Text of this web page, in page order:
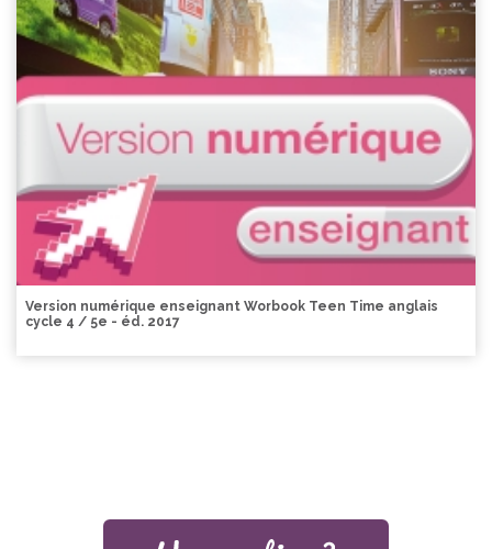
Version numérique enseignant Worbook Teen Time anglais
cycle 4 / 5e - éd. 2017